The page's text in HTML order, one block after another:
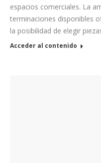
espacios comerciales. La
terminaciones disponibles
la posibilidad de elegir
Acceder al contenido